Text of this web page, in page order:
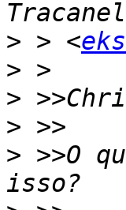
> > <
>
>
>
> >>O